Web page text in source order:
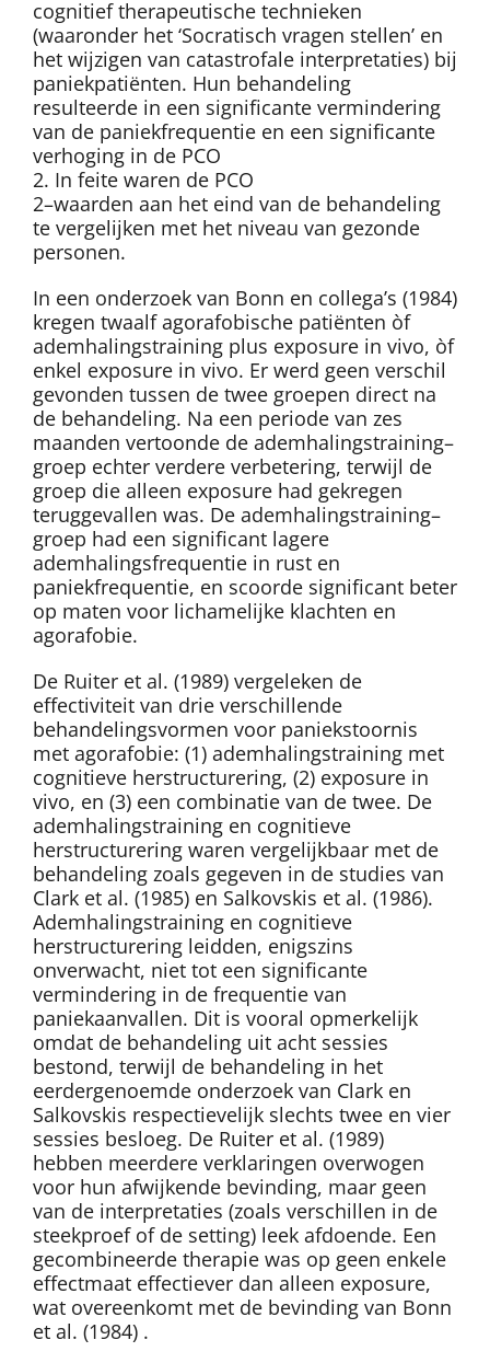
cognitief therapeutische technieken
(waaronder het ‘Socratisch vragen stellen’ en
het wijzigen van catastrofale interpretaties) bij
paniekpatiënten. Hun behandeling
resulteerde in een significante vermindering
van de paniekfrequentie en een significante
verhoging in de PCO
2. In feite waren de PCO
2–waarden aan het eind van de behandeling
te vergelijken met het niveau van gezonde
personen.
In een onderzoek van Bonn en collega’s (1984)
kregen twaalf agorafobische patiënten òf
ademhalingstraining plus exposure in vivo, òf
enkel exposure in vivo. Er werd geen verschil
gevonden tussen de twee groepen direct na
de behandeling. Na een periode van zes
maanden vertoonde de ademhalingstraining–
groep echter verdere verbetering, terwijl de
groep die alleen exposure had gekregen
teruggevallen was. De ademhalingstraining–
groep had een significant lagere
ademhalingsfrequentie in rust en
paniekfrequentie, en scoorde significant beter
op maten voor lichamelijke klachten en
agorafobie.
De Ruiter et al. (1989) vergeleken de
effectiviteit van drie verschillende
behandelingsvormen voor paniekstoornis
met agorafobie: (1) ademhalingstraining met
cognitieve herstructurering, (2) exposure in
vivo, en (3) een combinatie van de twee. De
ademhalingstraining en cognitieve
herstructurering waren vergelijkbaar met de
behandeling zoals gegeven in de studies van
Clark et al. (1985) en Salkovskis et al. (1986).
Ademhalingstraining en cognitieve
herstructurering leidden, enigszins
onverwacht, niet tot een significante
vermindering in de frequentie van
paniekaanvallen. Dit is vooral opmerkelijk
omdat de behandeling uit acht sessies
bestond, terwijl de behandeling in het
eerdergenoemde onderzoek van Clark en
Salkovskis respectievelijk slechts twee en vier
sessies besloeg. De Ruiter et al. (1989)
hebben meerdere verklaringen overwogen
voor hun afwijkende bevinding, maar geen
van de interpretaties (zoals verschillen in de
steekproef of de setting) leek afdoende. Een
gecombineerde therapie was op geen enkele
effectmaat effectiever dan alleen exposure,
wat overeenkomt met de bevinding van Bonn
et al. (1984) .